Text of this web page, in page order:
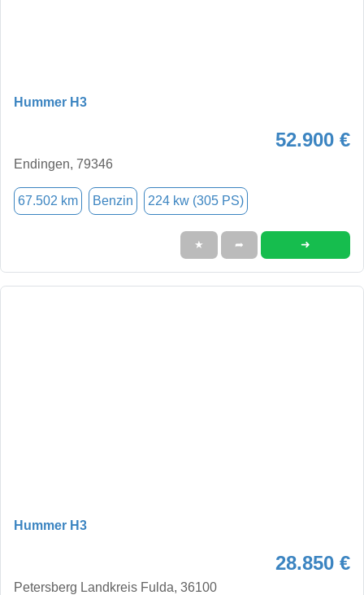
Hummer H3
52.900 €
Endingen, 79346
67.502 km Benzin 224 kw (305 PS)
★ ➦ ➜
Hummer H3
28.850 €
Petersberg Landkreis Fulda, 36100